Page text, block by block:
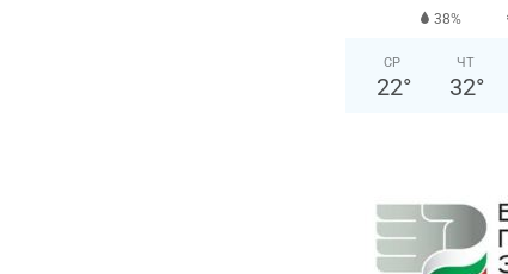
38%
СР
22°
ЧТ
32°